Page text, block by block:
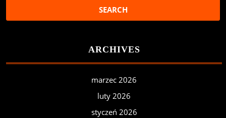
ARCHIVES
marzec 2026
luty 2026
styczeń 2026